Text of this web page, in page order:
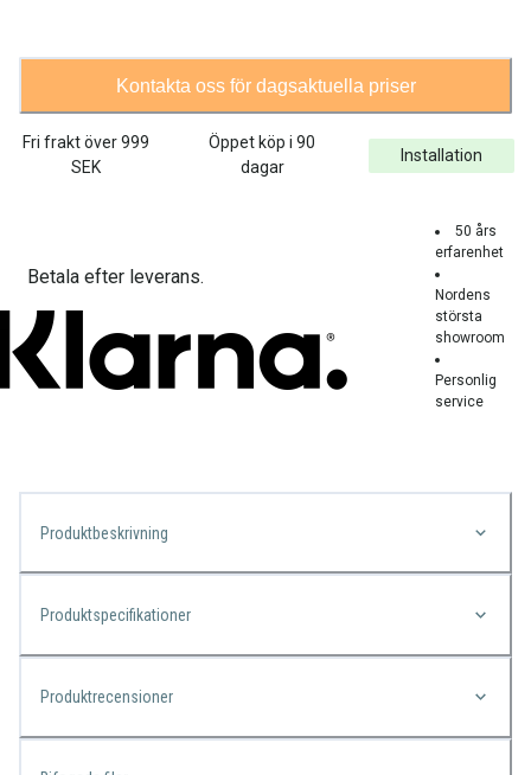
Kontakta oss för dagsaktuella priser
Fri frakt över999
SEK
Öppet köp i 90
dagar
Installation
Betala efter leverans.
50 års
erfarenhet
Nordens
största
showroom
Personlig
service
Produktbeskrivning
Produktspecifikationer
Produktrecensioner